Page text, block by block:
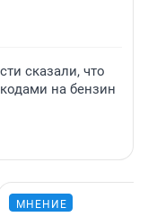
сказали, что
на бензин
МНЕНИЕ